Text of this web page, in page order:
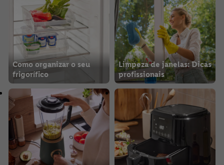
Como organizar o seu
frigorífico
Limpeza de janelas: Dicas
profissionais